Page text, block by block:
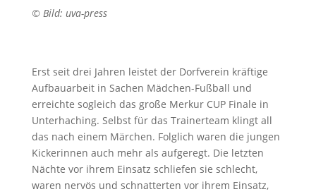
© Bild: uva-press
Erst seit drei Jahren leistet der Dorfverein kräftige
Aufbauarbeit in Sachen Mädchen-Fußball und
erreichte sogleich das große Merkur CUP Finale in
Unterhaching. Selbst für das Trainerteam klingt all
das nach einem Märchen. Folglich waren die jungen
Kickerinnen auch mehr als aufgeregt. Die letzten
Nächte vor ihrem Einsatz schliefen sie schlecht,
waren nervös und schnatterten vor ihrem Einsatz,